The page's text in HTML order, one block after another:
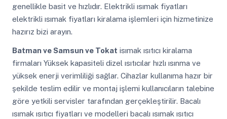
genellikle basit ve hızlıdır. Elektrikli ısımak fiyatları
elektrikli ısımak fiyatları kiralama işlemleri için hizmetinize
hazırız bizi arayın.
Batman ve Samsun ve Tokat isımak ısıtıcı kiralama
firmaları Yüksek kapasiteli dizel ısıtıcılar hızlı ısınma ve
yüksek enerji verimliliği sağlar. Cihazlar kullanıma hazır bir
şekilde teslim edilir ve montaj işlemi kullanıcıların talebine
göre yetkili servisler tarafından gerçekleştirilir. Bacalı
ısımak ısıtıcı fiyatları ve modelleri bacalı ısımak ısıtıcı